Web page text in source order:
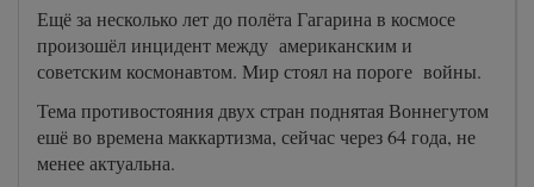
Ещё за несколько лет до полёта Гагарина в космосе
произошёл инцидент между американским и
советским космонавтом. Мир стоял на пороге войны.
Тема противостояния двух стран поднятая Воннегутом
ешё во времена маккартизма, сейчас через 64 года, не
менее актуальна.